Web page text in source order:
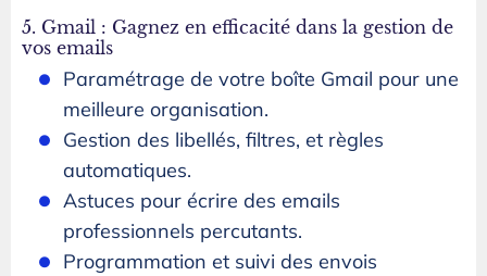
5. Gmail : Gagnez en efficacité dans la gestion de
vos emails
Paramétrage de votre boîte Gmail pour une
meilleure organisation.
Gestion des libellés, filtres, et règles
automatiques.
Astuces pour écrire des emails
professionnels percutants.
Programmation et suivi des envois